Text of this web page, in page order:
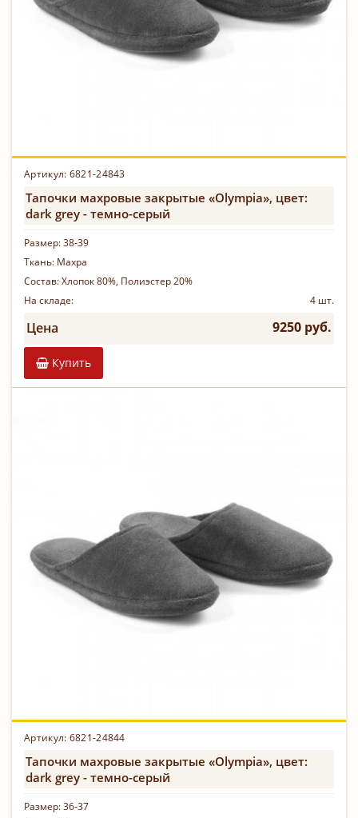
Артикул: 6821-24843
Тапочки махровые закрытые «Olympia», цвет:
dark grey - темно-серый
Размер:38-39
Ткань: Махра
Состав:Хлопок 80%, Полиэстер 20%
На складе:
4 шт.
Цена 9250 руб.
Купить
Артикул: 6821-24844
Тапочки махровые закрытые «Olympia», цвет:
dark grey - темно-серый
Размер:36-37